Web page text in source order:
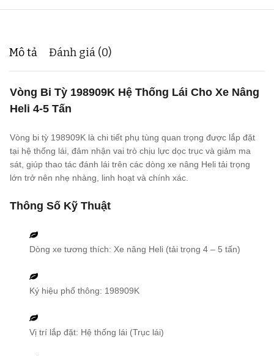
Mô tả Đánh giá (0)
Vòng Bi Tỳ 198909K Hệ Thống Lái Cho Xe Nâng
Heli 4-5 Tấn
Vòng bi tỳ 198909K là chi tiết phụ tùng quan trọng được lắp đặt
tại hệ thống lái, đảm nhận vai trò chịu lực dọc trục và giảm ma
sát, giúp thao tác đánh lái trên các dòng xe nâng Heli tải trọng
lớn trở nên nhẹ nhàng, linh hoạt và chính xác.
Thông Số Kỹ Thuật
Dòng xe tương thích: Xe nâng Heli (tải trọng 4 – 5 tấn)
Ký hiệu phổ thông: 198909K
Vị trí lắp đặt: Hệ thống lái (Trục lái)